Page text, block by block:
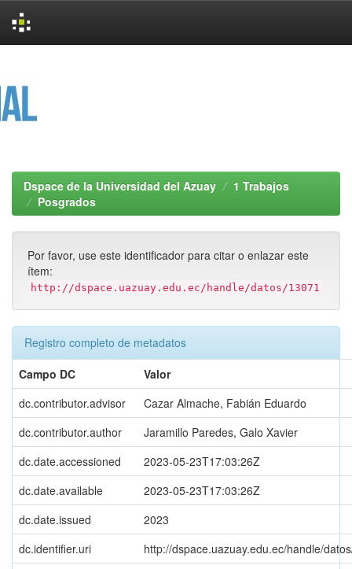
Dspace de la Universidad del Azuay
1 Trabajos
Posgrados
Por favor, use este identificador para citar o enlazar este
ítem:
http://dspace.uazuay.edu.ec/handle/datos/13071
Registro completo de metadatos
Campo DC
Valor
dc.contributor.advisor
Cazar Almache, Fabián Eduardo
dc.contributor.author
Jaramillo Paredes, Galo Xavier
dc.date.accessioned
2023-05-23T17:03:26Z
dc.date.available
2023-05-23T17:03:26Z
dc.date.issued
2023
dc.identifier.uri
http://dspace.uazuay.edu.ec/handle/